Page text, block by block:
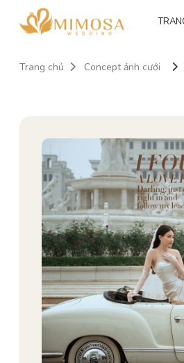
Trang chủ Concept ảnh cưới